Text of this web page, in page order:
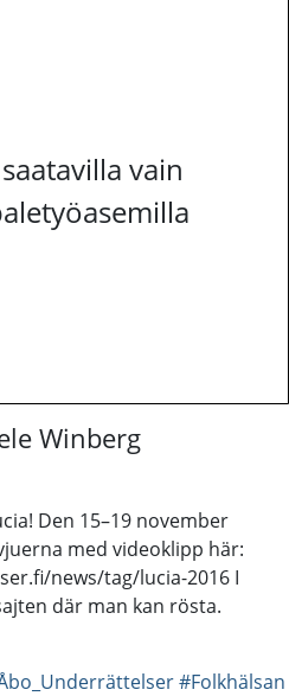
vain
Winberg
Den 15–19 november
med videoklipp här:
news/tag/lucia-2016 I
där man kan rösta.
#Folkhälsan